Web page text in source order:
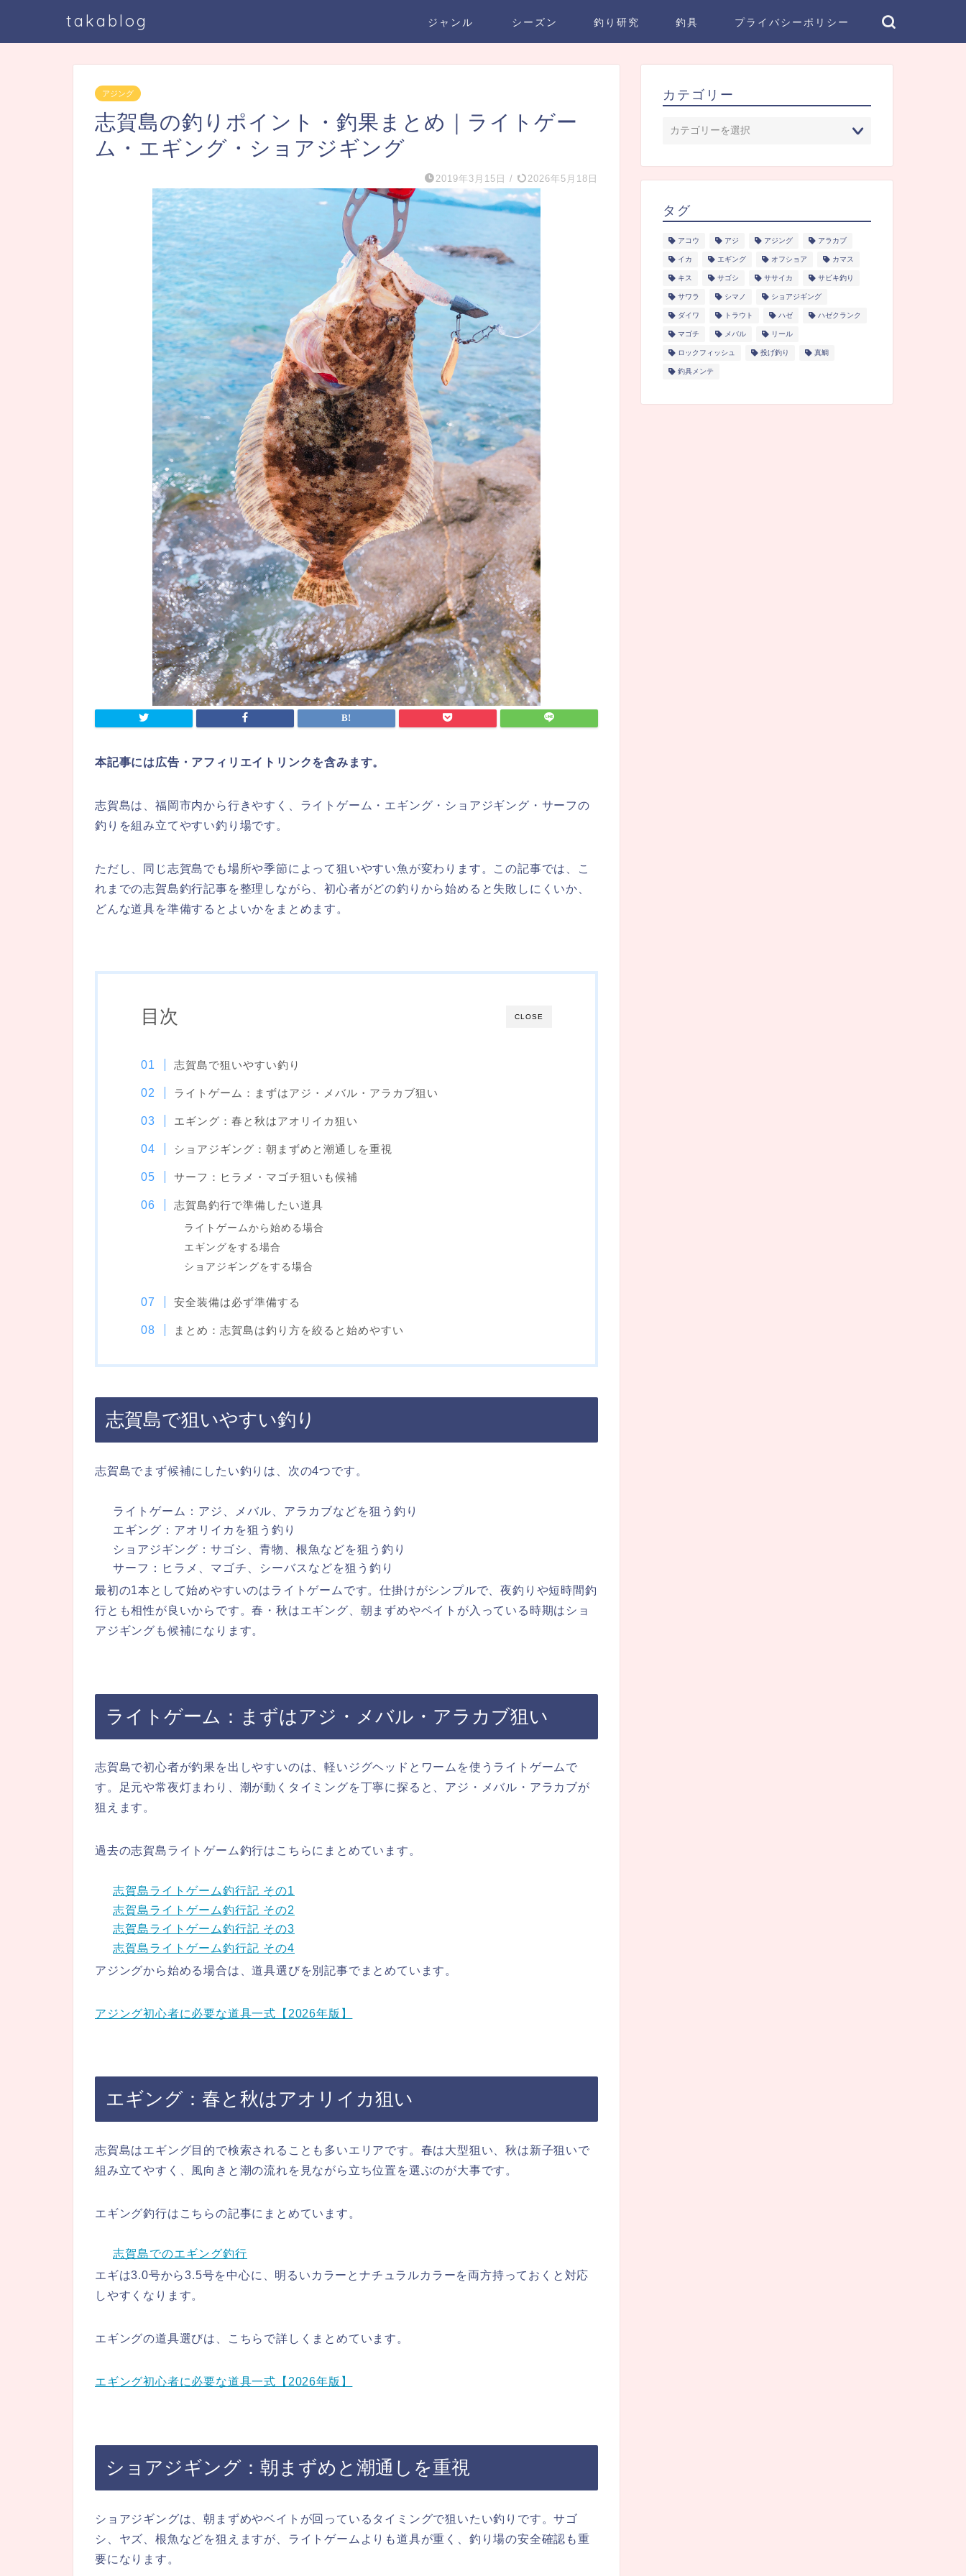
takablog ジャンル シーズン 釣り研究 釣具 プライバシーポリシー
アジング
志賀島の釣りポイント・釣果まとめ｜ライトゲー
ム・エギング・ショアジギング
2019年3月15日 / 2026年5月18日
本記事には広告・アフィリエイトリンクを含みます。
志賀島は、福岡市内から行きやすく、ライトゲーム・エギング・ショアジギング・サーフの
釣りを組み立てやすい釣り場です。
ただし、同じ志賀島でも場所や季節によって狙いやすい魚が変わります。この記事では、こ
れまでの志賀島釣行記事を整理しながら、初心者がどの釣りから始めると失敗しにくいか、
どんな道具を準備するとよいかをまとめます。
CLOSE
目次
志賀島で狙いやすい釣り
ライトゲーム：まずはアジ・メバル・アラカブ狙い
エギング：春と秋はアオリイカ狙い
ショアジギング：朝まずめと潮通しを重視
サーフ：ヒラメ・マゴチ狙いも候補
志賀島釣行で準備したい道具
ライトゲームから始める場合
エギングをする場合
ショアジギングをする場合
安全装備は必ず準備する
まとめ：志賀島は釣り方を絞ると始めやすい
志賀島で狙いやすい釣り
志賀島でまず候補にしたい釣りは、次の4つです。
ライトゲーム：アジ、メバル、アラカブなどを狙う釣り
エギング：アオリイカを狙う釣り
ショアジギング：サゴシ、青物、根魚などを狙う釣り
サーフ：ヒラメ、マゴチ、シーバスなどを狙う釣り
最初の1本として始めやすいのはライトゲームです。仕掛けがシンプルで、夜釣りや短時間釣
行とも相性が良いからです。春・秋はエギング、朝まずめやベイトが入っている時期はショ
アジギングも候補になります。
ライトゲーム：まずはアジ・メバル・アラカブ狙い
志賀島で初心者が釣果を出しやすいのは、軽いジグヘッドとワームを使うライトゲームで
す。足元や常夜灯まわり、潮が動くタイミングを丁寧に探ると、アジ・メバル・アラカブが
狙えます。
過去の志賀島ライトゲーム釣行はこちらにまとめています。
志賀島ライトゲーム釣行記 その1
志賀島ライトゲーム釣行記 その2
志賀島ライトゲーム釣行記 その3
志賀島ライトゲーム釣行記 その4
アジングから始める場合は、道具選びを別記事でまとめています。
アジング初心者に必要な道具一式【2026年版】
エギング：春と秋はアオリイカ狙い
志賀島はエギング目的で検索されることも多いエリアです。春は大型狙い、秋は新子狙いで
組み立てやすく、風向きと潮の流れを見ながら立ち位置を選ぶのが大事です。
エギング釣行はこちらの記事にまとめています。
志賀島でのエギング釣行
エギは3.0号から3.5号を中心に、明るいカラーとナチュラルカラーを両方持っておくと対応
しやすくなります。
エギングの道具選びは、こちらで詳しくまとめています。
エギング初心者に必要な道具一式【2026年版】
ショアジギング：朝まずめと潮通しを重視
ショアジギングは、朝まずめやベイトが回っているタイミングで狙いたい釣りです。サゴ
シ、ヤズ、根魚などを狙えますが、ライトゲームよりも道具が重く、釣り場の安全確認も重
要になります。
カテゴリー
タグ
アコウ アジ アジング アラカブ
イカ エギング オフショア カマス
キス サゴシ ササイカ サビキ釣り
サワラ シマノ ショアジギング
ダイワ トラウト ハゼ ハゼクランク
マゴチ メバル リール
ロックフィッシュ 投げ釣り 真鯛
釣具メンテ